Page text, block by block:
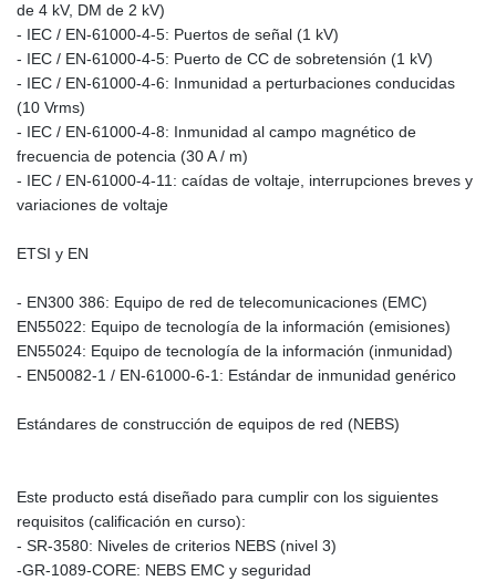
de 4 kV, DM de 2 kV)
- IEC / EN-61000-4-5: Puertos de señal (1 kV)
- IEC / EN-61000-4-5: Puerto de CC de sobretensión (1 kV)
- IEC / EN-61000-4-6: Inmunidad a perturbaciones conducidas
(10 Vrms)
- IEC / EN-61000-4-8: Inmunidad al campo magnético de
frecuencia de potencia (30 A / m)
- IEC / EN-61000-4-11: caídas de voltaje, interrupciones breves y
variaciones de voltaje
ETSI y EN
- EN300 386: Equipo de red de telecomunicaciones (EMC)
EN55022: Equipo de tecnología de la información (emisiones)
EN55024: Equipo de tecnología de la información (inmunidad)
- EN50082-1 / EN-61000-6-1: Estándar de inmunidad genérico
Estándares de construcción de equipos de red (NEBS)
Este producto está diseñado para cumplir con los siguientes
requisitos (calificación en curso):
- SR-3580: Niveles de criterios NEBS (nivel 3)
-GR-1089-CORE: NEBS EMC y seguridad